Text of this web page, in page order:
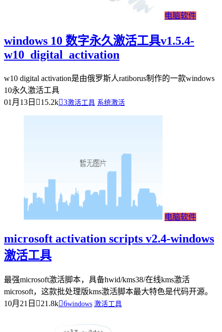
电脑软件
windows 10 数字永久激活工具v1.5.4-
w10_digital_activation
w10 digital activation是由俄罗斯人ratiborus制作的一款windows
10永久激活工具
01月13日
15.2k 3激活工具 系统激活
电脑软件
microsoft activation scripts v2.4-windows
激活工具
最强microsoft激活脚本，具备hwid/kms38/在线kms激活
microsoft，这款批处理版kms激活脚本最大特色是代码开源。
10月21日
21.8k 6windows 激活工具